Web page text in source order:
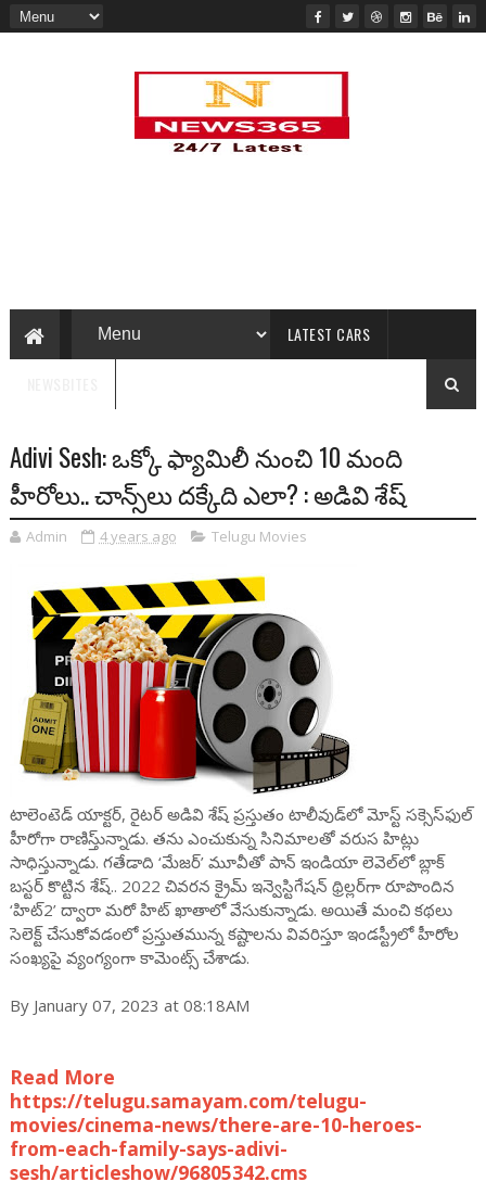
LATEST CARS
Adivi Sesh: ఒక్కో ఫ్యామిలీ నుంచి 10 మంది
హీరోలు.. చాన్స్‌లు దక్కేది ఎలా? : అడివి శేష్
Admin 4 years ago Telugu Movies
టాలెంటెడ్ యాక్టర్, రైటర్ అడివి శేష్ ప్రస్తుతం టాలీవుడ్‌లో మోస్ట్ సక్సెస్‌ఫుల్
హీరోగా రాణిస్తు్న్నాడు. తను ఎంచుకున్న సినిమాలతో వరుస హిట్లు
సాధిస్తున్నాడు. గతేడాది ‘మేజర్’ మూవీతో పాన్ ఇండియా లెవెల్‌లో బ్లాక్
బస్టర్ కొట్టిన శేష్.. 2022 చివరన క్రైమ్ ఇన్వెస్టిగేషన్ థ్రిల్లర్‌గా రూపొందిన
‘హిట్2’ ద్వారా మరో హిట్ ఖాతాలో వేసుకున్నాడు. అయితే మంచి కథలు
సెలెక్ట్ చేసుకోవడంలో ప్రస్తుతమున్న కష్టాలను వివరిస్తూ ఇండస్ట్రీలో హీరోల
సంఖ్యపై వ్యంగ్యంగా కామెంట్స్ చేశాడు.
By January 07, 2023 at 08:18AM
Read More
https://telugu.samayam.com/telugu-
movies/cinema-news/there-are-10-heroes-
from-each-family-says-adivi-
sesh/articleshow/96805342.cms